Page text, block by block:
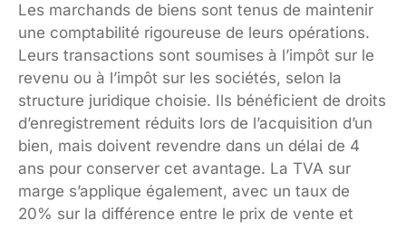
Les marchands de biens sont tenus de maintenir
une comptabilité rigoureuse de leurs opérations.
Leurs transactions sont soumises à l’impôt sur le
revenu ou à l’impôt sur les sociétés, selon la
structure juridique choisie. Ils bénéficient de droits
d’enregistrement réduits lors de l’acquisition d’un
bien, mais doivent revendre dans un délai de 4
ans pour conserver cet avantage. La TVA sur
marge s’applique également, avec un taux de
20% sur la différence entre le prix de vente et